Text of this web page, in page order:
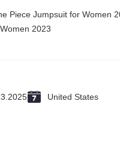
Piece Jumpsuit for Women
2023@
United States